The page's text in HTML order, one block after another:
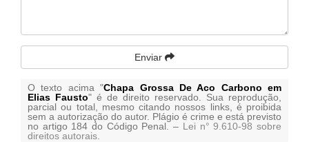
Enviar
O texto acima "Chapa Grossa De Aco Carbono em
Elias Fausto" é de direito reservado. Sua reprodução,
parcial ou total, mesmo citando nossos links, é proibida
sem a autorização do autor. Plágio é crime e está previsto
no artigo 184 do Código Penal. – Lei n° 9.610-98 sobre
direitos autorais